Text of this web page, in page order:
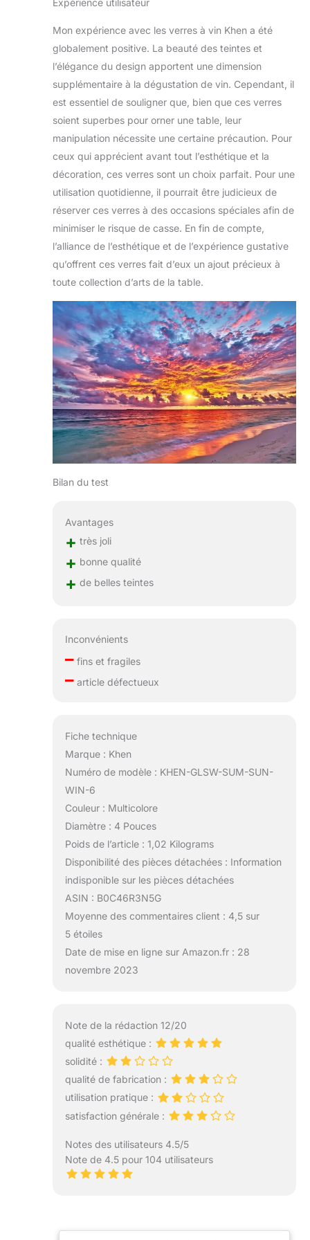
efforçons d'être le
fourniture de produits
en verre de haute
qualité à des prix
abordables qui
améliorent la vie
quotidienne de nos
clients grâce à un
design innovant et un
savoir-faire supérieur.
nous pouvons vous
aider à célébrer la vie.
Expérience utilisateur
Mon expérience avec les verres à vin Khen a été
globalement positive. La beauté des teintes et
l’élégance du design apportent une dimension
supplémentaire à la dégustation de vin. Cependant, il
est essentiel de souligner que, bien que ces verres
soient superbes pour orner une table, leur
manipulation nécessite une certaine précaution. Pour
ceux qui apprécient avant tout l’esthétique et la
décoration, ces verres sont un choix parfait. Pour une
utilisation quotidienne, il pourrait être judicieux de
réserver ces verres à des occasions spéciales afin de
minimiser le risque de casse. En fin de compte,
l’alliance de l’esthétique et de l’expérience gustative
qu’offrent ces verres fait d’eux un ajout précieux à
toute collection d’arts de la table.
Bilan du test
Avantages
+ très joli
+ bonne qualité
+ de belles teintes
Inconvénients
–fins et fragiles
–article défectueux
Fiche technique
Marque : Khen
Numéro de modèle : KHEN-GLSW-SUM-SUN-
WIN-6
Couleur : Multicolore
Diamètre : 4 Pouces
Poids de l’article : 1,02 Kilograms
Disponibilité des pièces détachées : Information
indisponible sur les pièces détachées
ASIN : B0C46R3N5G
Moyenne des commentaires client : 4,5 sur
5 étoiles
Date de mise en ligne sur Amazon.fr : 28
novembre 2023
Note de la rédaction 12/20
qualité esthétique :
solidité :
qualité de fabrication :
utilisation pratique :
satisfaction générale :
Notes des utilisateurs 4.5/5
Note de 4.5 pour 104 utilisateurs